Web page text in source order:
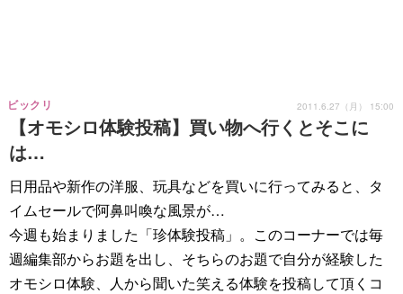
【オモシロ体験投稿】買い物へ行くとそこに
は…
ビックリ 2011.6.27（月） 15:00
日用品や新作の洋服、玩具などを買いに行ってみると、タ
イムセールで阿鼻叫喚な風景が…
今週も始まりました「珍体験投稿」。このコーナーでは毎
週編集部からお題を出し、そちらのお題で自分が経験した
オモシロ体験、人から聞いた笑える体験を投稿して頂くコ